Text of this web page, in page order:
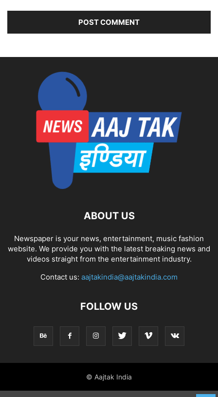
ABOUT US
Newspaper is your news, entertainment, music fashion
website. We provide you with the latest breaking news and
videos straight from the entertainment industry.
Contact us: aajtakindia@aajtakindia.com
FOLLOW US
© Aajtak India